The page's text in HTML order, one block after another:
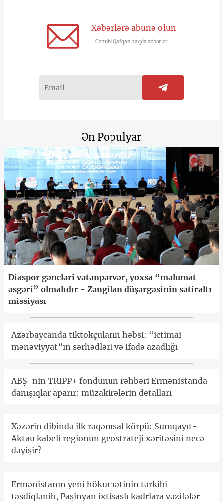
Xəbərlərə abunə olun
Cənubi Qafqaz haqda xəbərlər
Ən Populyar
Diaspor gəncləri vətənpərvər, yoxsa “məlumat
əsgəri” olmalıdır - Zəngilan düşərgəsinin sətiraltı
missiyası
Azərbaycanda tiktokçuların həbsi: “ictimai
mənəviyyat”ın sərhədləri və ifadə azadlığı
ABŞ-nin TRIPP+ fondunun rəhbəri Ermənistanda
danışıqlar aparır: müzakirələrin detalları
Xəzərin dibində ilk rəqəmsal körpü: Sumqayıt-
Aktau kabeli regionun geostrateji xəritəsini necə
dəyişir?
Ermənistanın yeni hökumətinin tərkibi
təsdiqlənib, Paşinyan ixtisaslı kadrlara vəzifələr